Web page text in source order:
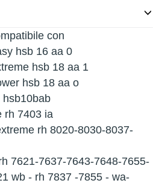
con
hsb 16 aa 0
hsb 18 aa 1
hsb 18 aa o
hsb10bab
rh 7403 ia
rh 8020-8030-8037-
7621-7637-7643-7648-7655-
wb - rh 7837 -7855 - wa-